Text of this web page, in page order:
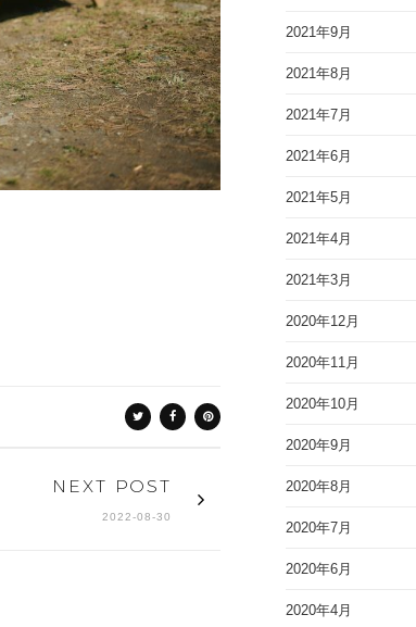
NEXT POST
2022-08-30
2021年9月
2021年8月
2021年7月
2021年6月
2021年5月
2021年4月
2021年3月
2020年12月
2020年11月
2020年10月
2020年9月
2020年8月
2020年7月
2020年6月
2020年4月